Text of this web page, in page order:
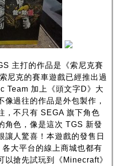
主打的作品是《索尼克賽
尼克的賽車遊戲已經推出過
Team 加上《頭文字D》大
過往的作品是外包製作，
，不只有 SEGA 旗下角色
角色，像是這次 TGS 新發
讓人驚喜！本遊戲的發售日
大平台的線上商城也都有
以搶先試玩到《Minecraft》